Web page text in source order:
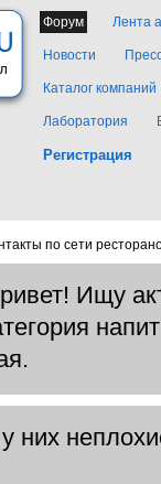
Форум Лента
Новости
Каталог компаний
Лаборатория
Регистрация
по сети
Ищу
них